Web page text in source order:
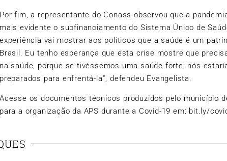
Por fim, a representante do Conass observou que a
mais evidente o subfinanciamento do Sistema Único de
experiência vai mostrar aos políticos que a saúde é um
Brasil. Eu tenho esperança que esta crise mostre que
na saúde, porque se tivéssemos uma saúde forte, nós
preparados para enfrentá-la”, defendeu Evangelista.
Acesse os documentos técnicos produzidos pelo município
para a organização da APS durante a Covid-19 em: bit.ly/